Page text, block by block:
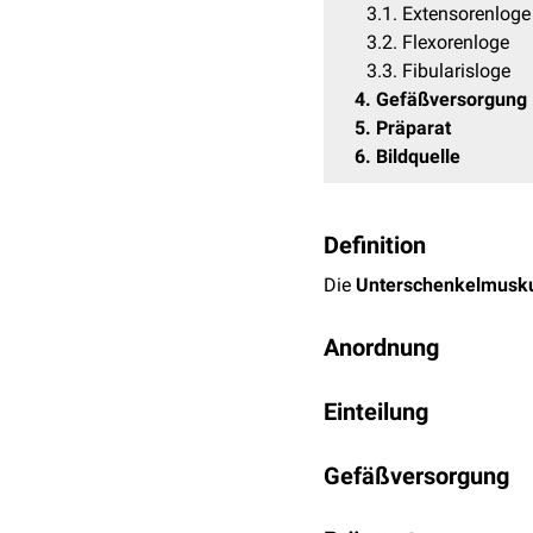
3.1
Extensorenloge
3.2 Flexorenloge
3.3 Fibularisloge
4 Gefäßversorgung
5 Präparat
6 Bildquelle
Definition
Die
Anordnung
wird der Unterschenkel in
fibularis profundus
Einteilung
Extensorenloge
Gefäßversorgung